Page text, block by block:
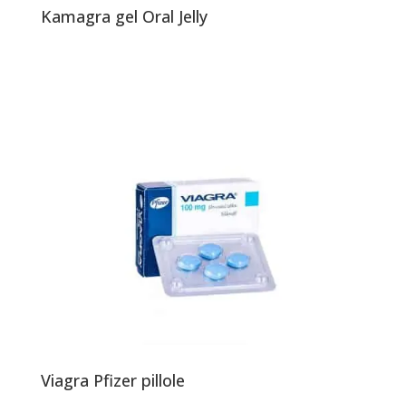
Kamagra gel Oral Jelly
Viagra Pfizer pillole